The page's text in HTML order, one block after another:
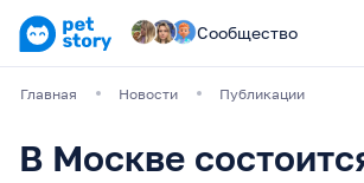
Сообщество
Главная Новости Публикации
В Москве